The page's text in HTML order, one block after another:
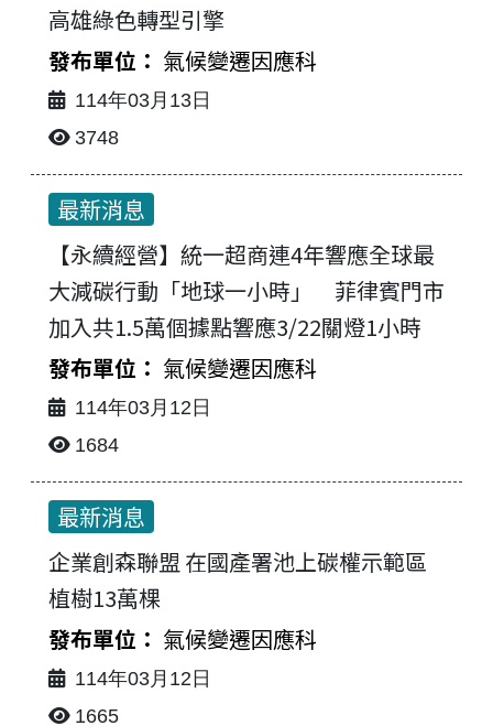
高雄綠色轉型引擎
氣候變遷因應科
114年03月13日
3748
最新消息
【永續經營】統一超商連4年響應全球最
大減碳行動「地球一小時」 菲律賓門市
加入共1.5萬個據點響應3/22關燈1小時
氣候變遷因應科
114年03月12日
1684
最新消息
企業創森聯盟 在國產署池上碳權示範區
植樹13萬棵
氣候變遷因應科
114年03月12日
1665